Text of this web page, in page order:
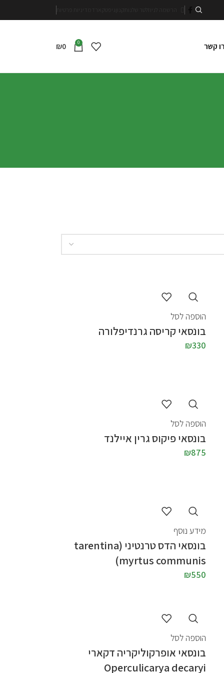
קשר 0
₪0
הוספה לסל
בונסאי קריסה גרנדיפלורה
₪330
הוספה לסל
בונסאי פיקוס גרין איילנד
₪875
מידע נוסף
בונסאי הדס טרנטיני (tarentina
myrtus communis)
₪550
הוספה לסל
בונסאי אופרקוליקריה דקארי
Operculicarya decaryi